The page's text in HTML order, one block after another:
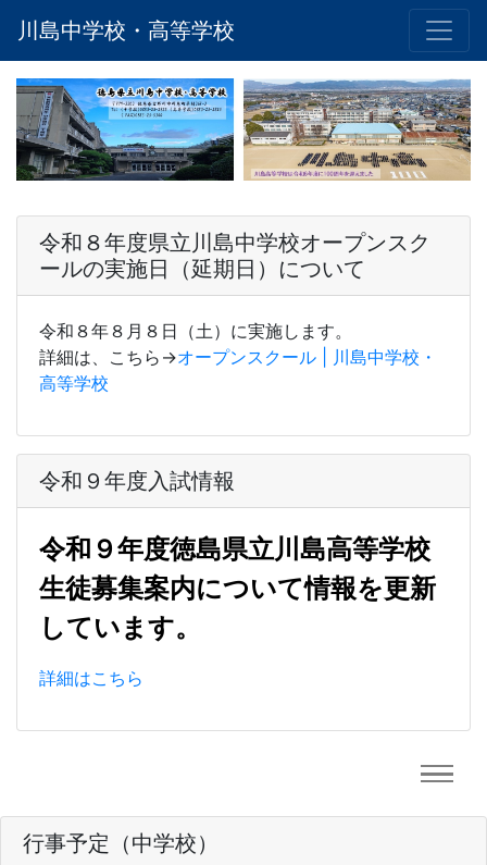
川島中学校・高等学校
令和８年度県立川島中学校オープンスク
ールの実施日（延期日）について
令和８年８月８日（土）に実施します。
詳細は、こちら→オープンスクール | 川島中学校・
高等学校
令和９年度入試情報
令和９年度徳島県立川島高等学校
生徒募集案内について情報を更新
しています。
詳細はこちら
行事予定（中学校）